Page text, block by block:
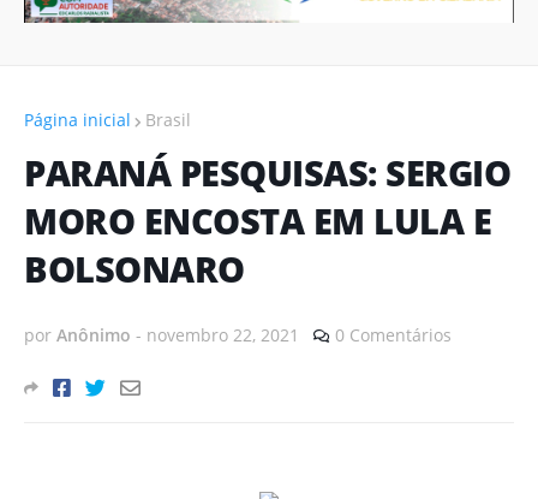
Página inicial Brasil
PARANÁ PESQUISAS: SERGIO
MORO ENCOSTA EM LULA E
BOLSONARO
por Anônimo - novembro 22, 2021 0 Comentários